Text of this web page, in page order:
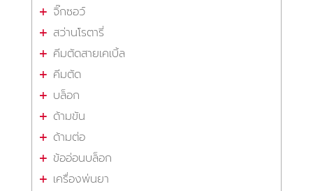
จิ๊กซอว์
สว่านโรตารี่
คีมตัดสายเคเบิ้ล
คีมตัด
บล็อก
ด้ามขัน
ด้ามต่อ
ข้ออ่อนบล็อก
เครื่องพ่นยา